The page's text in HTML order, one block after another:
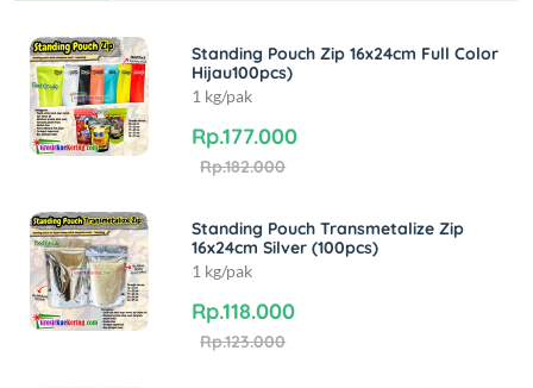
Standing Pouch Zip 16x24cm Full Color
Hijau100pcs)
1 kg/pak
Rp.177.000
Rp.182.000
Standing Pouch Transmetalize Zip
16x24cm Silver (100pcs)
1 kg/pak
Rp.118.000
Rp.123.000